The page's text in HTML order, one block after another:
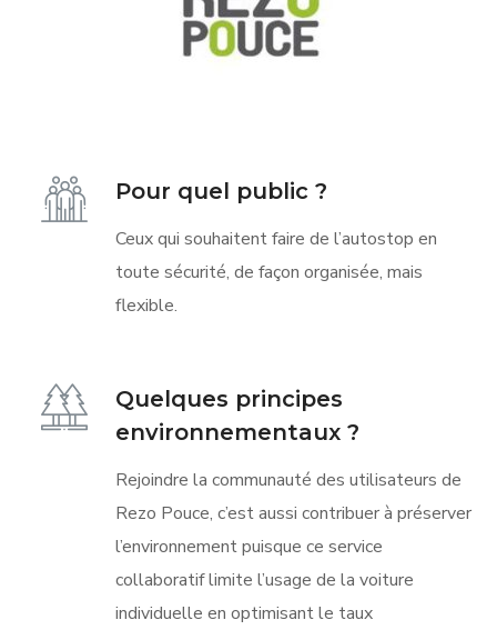
Pour quel public ?
Ceux qui souhaitent faire de l’autostop en
toute sécurité, de façon organisée, mais
flexible.
Quelques principes
environnementaux ?
Rejoindre la communauté des utilisateurs de
Rezo Pouce, c’est aussi contribuer à préserver
l’environnement puisque ce service
collaboratif limite l’usage de la voiture
individuelle en optimisant le taux